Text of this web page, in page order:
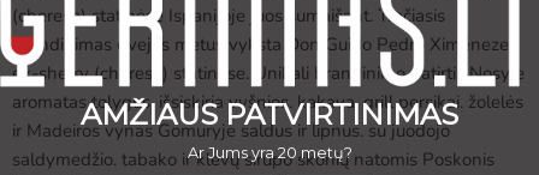
(chereso) statinėse Ispanijoje juos sumaišant. Trečiasis
brandinimas dvejus metus vyksta Don Guido Pedro Ximéneze
ex-sherry (chereso) statinėse. Unikali brandinimo patirtis Nosyje
aromatas tolygus. išsiskiria vyšnios. kakava. grill persikai. žolelės
ir Madeiros vynas Gomuryje saldus ir lipnus. su juodojo
saldymedžio. tabako ir klevų sirupo skonių natomis Poskonis